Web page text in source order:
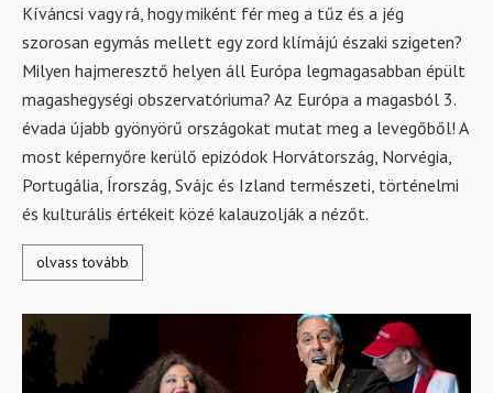
Kíváncsi vagy rá, hogy miként fér meg a tűz és a jég
szorosan egymás mellett egy zord klímájú északi szigeten?
Milyen hajmeresztő helyen áll Európa legmagasabban épült
magashegységi obszervatóriuma? Az Európa a magasból 3.
évada újabb gyönyörű országokat mutat meg a levegőből! A
most képernyőre kerülő epizódok Horvátország, Norvégia,
Portugália, Írország, Svájc és Izland természeti, történelmi
és kulturális értékeit közé kalauzolják a nézőt.
olvass tovább